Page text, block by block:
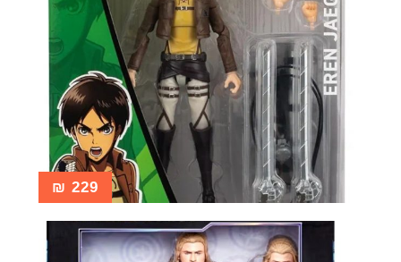
229
₪